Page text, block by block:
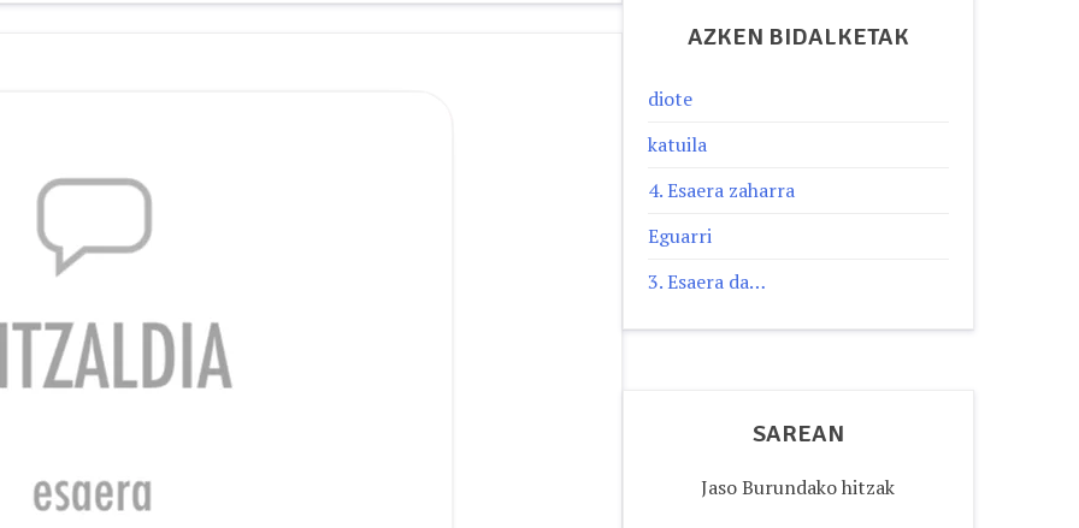
AZKEN BIDALKETAK
diote
katuila
4. Esaera zaharra
Eguarri
3. Esaera da…
SAREAN
Jaso Burundako hitzak